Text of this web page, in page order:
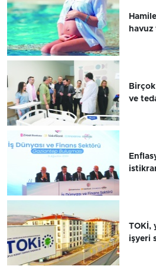
Birçok
ve
TOKİ,
işyeri